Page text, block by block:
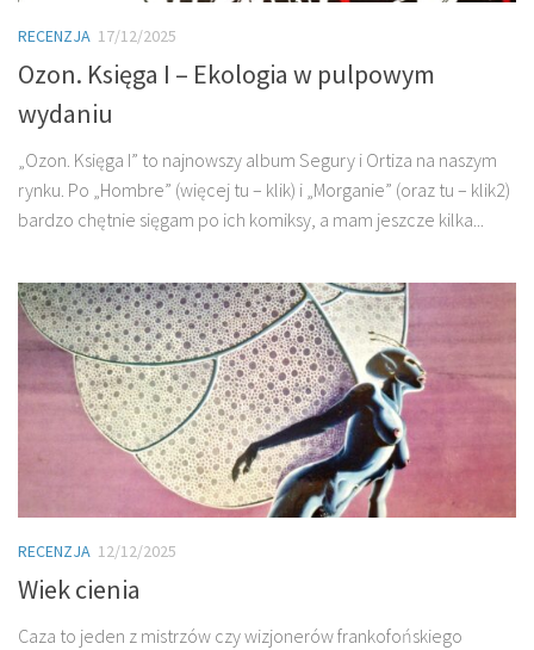
RECENZJA 17/12/2025
Ozon. Księga I – Ekologia w pulpowym
wydaniu
„Ozon. Księga I” to najnowszy album Segury i Ortiza na naszym
rynku. Po „Hombre” (więcej tu – klik) i „Morganie” (oraz tu – klik2)
bardzo chętnie sięgam po ich komiksy, a mam jeszcze kilka...
RECENZJA 12/12/2025
Wiek cienia
Caza to jeden z mistrzów czy wizjonerów frankofońskiego